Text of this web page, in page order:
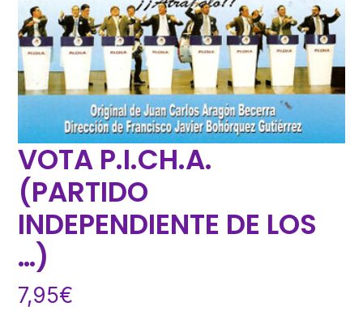
VOTA P.I.CH.A.
(PARTIDO
INDEPENDIENTE DE LOS
…)
7,95€